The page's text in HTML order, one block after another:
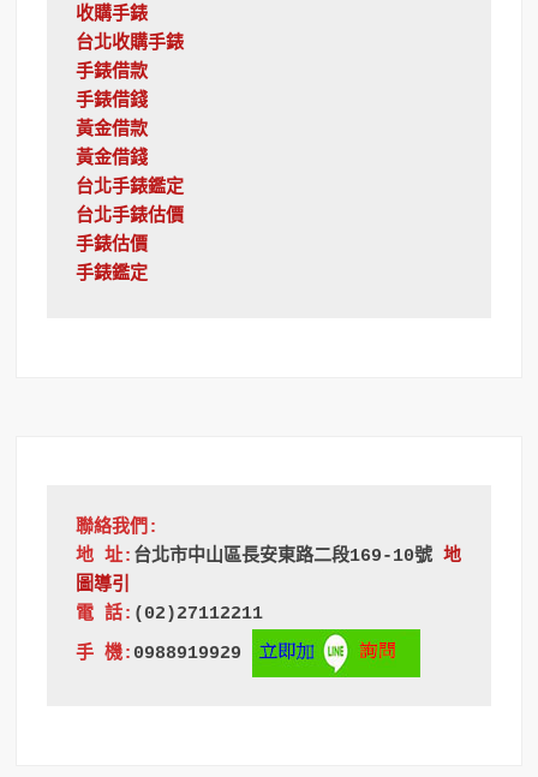
收購手錶
台北收購手錶
手錶借款
手錶借錢
黃金借款
黃金借錢
台北手錶鑑定
台北手錶估價
手錶估價
手錶鑑定
聯絡我們:
地 址: 台北市中山區長安東路二段169-10號 地
圖導引
電 話: (02)27112211
手 機: 0988919929